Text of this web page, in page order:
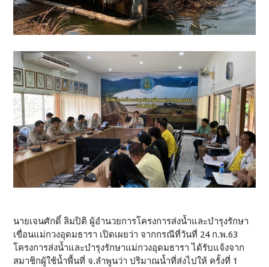
นายเจนศักดิ์ ลิมปิติ ผู้อำนวยการโครงการส่งน้ำและบำรุงรักษา
เขื่อนแม่กวงอุดมธารา เปิดเผยว่า จากกรณีที่วันที่ 24 ก.พ.63
โครงการส่งน้ำและบำรุงรักษาแม่กวงอุดมธารา ได้รับแจ้งจาก
สมาชิกผู้ใช้น้ำพื้นที่ จ.ลำพูนว่า ปริมาณน้ำที่ส่งไปให้ ครั้งที่ 1